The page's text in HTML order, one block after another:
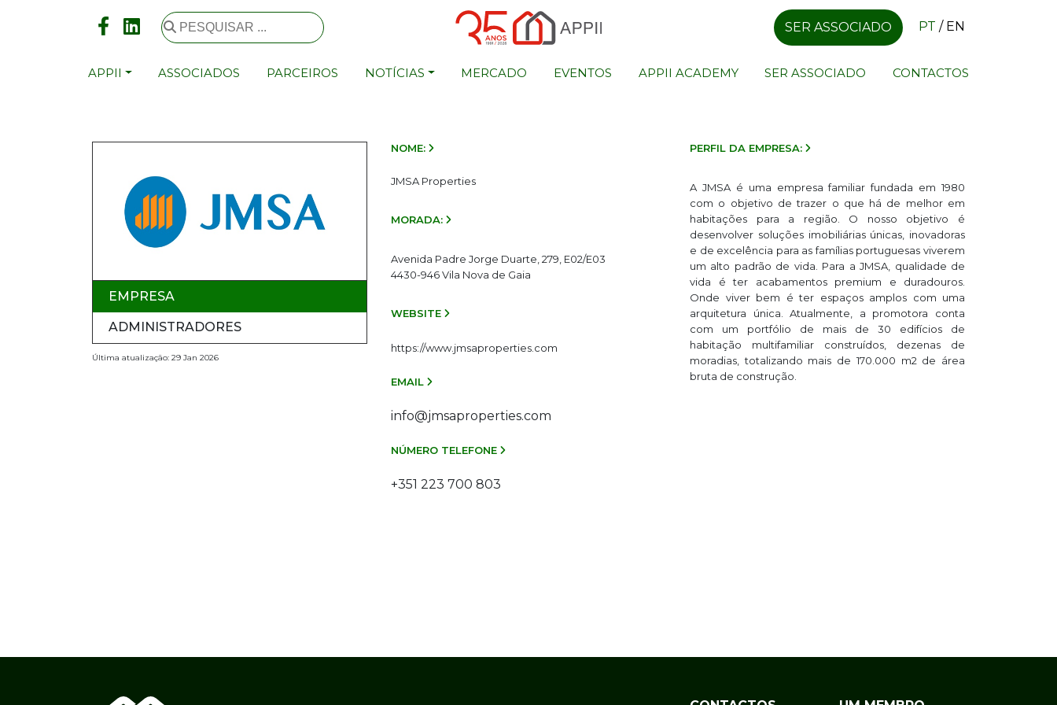
SER ASSOCIADO PT / EN
APPII ASSOCIADOS PARCEIROS NOTÍCIAS MERCADO EVENTOS APPII ACADEMY SER ASSOCIADO CONTACTOS
EMPRESA
ADMINISTRADORES
Última atualização: 29 Jan 2026
NOME:
JMSA Properties
MORADA:
Avenida Padre Jorge Duarte, 279, E02/E03
4430-946 Vila Nova de Gaia
WEBSITE
https://www.jmsaproperties.com
EMAIL
info@jmsaproperties.com
NÚMERO TELEFONE
+351 223 700 803
PERFIL DA EMPRESA:
A JMSA é uma empresa familiar fundada em 1980
com o objetivo de trazer o que há de melhor em
habitações para a região. O nosso objetivo é
desenvolver soluções imobiliárias únicas, inovadoras
e de excelência para as famílias portuguesas viverem
um alto padrão de vida. Para a JMSA, qualidade de
vida é ter acabamentos premium e duradouros.
Onde viver bem é ter espaços amplos com uma
arquitetura única. Atualmente, a promotora conta
com um portfólio de mais de 30 edifícios de
habitação multifamiliar construídos, dezenas de
moradias, totalizando mais de 170.000 m2 de área
bruta de construção.